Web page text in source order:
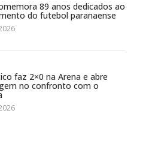
89 anos dedicados ao
do futebol paranaense
faz 2×0 na Arena e abre
no confronto com o